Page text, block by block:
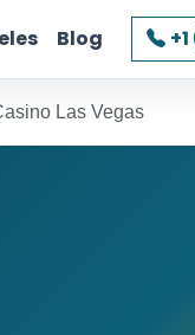
Blog
Las Vegas